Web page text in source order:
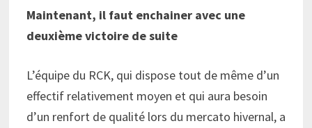
Maintenant, il faut enchainer avec une
deuxième victoire de suite
L’équipe du RCK, qui dispose tout de même d’un
effectif relativement moyen et qui aura besoin
d’un renfort de qualité lors du mercato hivernal, a